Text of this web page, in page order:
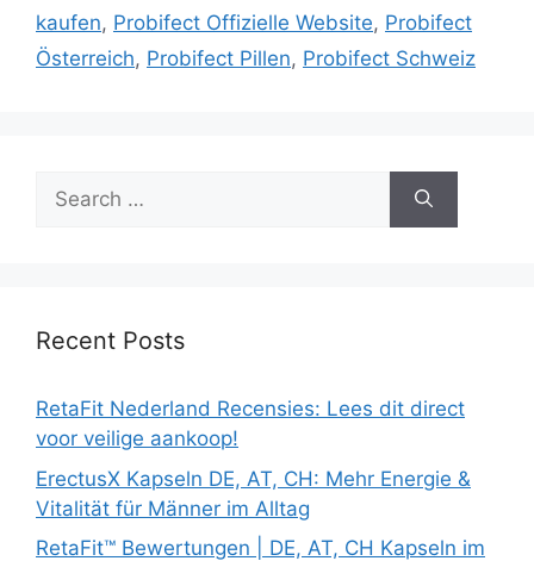
kaufen, Probifect Offizielle Website, Probifect
Österreich, Probifect Pillen, Probifect Schweiz
Search
for:
Recent Posts
RetaFit Nederland Recensies: Lees dit direct
voor veilige aankoop!
ErectusX Kapseln DE, AT, CH: Mehr Energie &
Vitalität für Männer im Alltag
RetaFit™ Bewertungen | DE, AT, CH Kapseln im